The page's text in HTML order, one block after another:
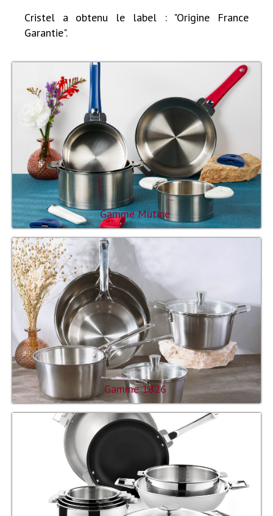
Cristel a obtenu le label : "Origine France
Garantie".
Gamme Mutine
Gamme 1826